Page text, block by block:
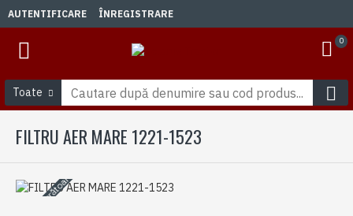
AUTENTIFICARE ÎNREGISTRARE
0
Toate
FILTRU AER MARE 1221-1523
3-5 zile lucrătoare